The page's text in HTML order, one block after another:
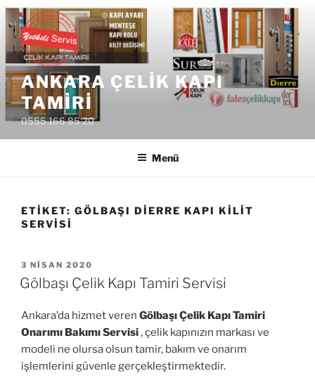
İçeriğe
geç
ANKARA ÇELIK KAPI
TAMIRI
0555 166 85 20
Menü
ETIKET: GÖLBAŞI DIERRE KAPI KILIT
SERVISI
YAYIM
TARIHI
3 NISAN 2020
Gölbaşı Çelik Kapı Tamiri Servisi
Ankara’da hizmet veren Gölbaşı Çelik Kapı Tamiri
Onarımı Bakımı Servisi, çelik kapınızın markası ve
modeli ne olursa olsun tamir, bakım ve onarım
işlemlerini güvenle gerçekleştirmektedir.